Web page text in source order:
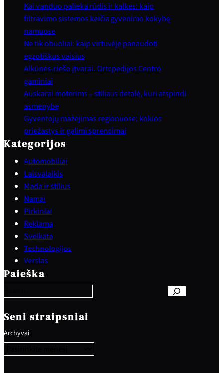
Kai vanduo palieka rūdis ir kalkes: kaip
filtravimo sistemos keičia gyvenimo kokybę
namuose
Ne tik obuoliai: kaip virtuvėje panaudoti
egzotiškus vaisius
Alkūnės-riešo įtvarai. Ortopedijos Centro
gaminiai
Auskarai moterims – stiliaus detalė, kuri atspindi
asmenybę
Gyventojų mažėjimas regionuose: kokios
priežastys ir galimi sprendimai
Kategorijos
Automobiliai
Laisvalaikis
Mada ir stilius
Namai
Pirkiniai
Reklama
Sveikata
Technologijos
Verslas
Paieška
e
a
c
h
Seni straipsniai
Archyvai